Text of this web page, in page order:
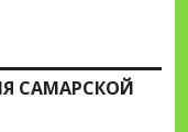
САМАРСКОЙ